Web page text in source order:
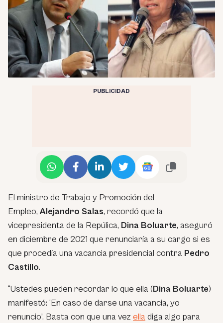
PUBLICIDAD
El ministro de Trabajo y Promoción del
Empleo,Alejandro Salas, recordó que la
vicepresidenta de la Repúlica, Dina Boluarte, aseguró
en diciembre de 2021 que renunciaría a su cargo si es
que procedía una vacancia presidencial contra Pedro
Castillo.
“Ustedes pueden recordar lo que ella (Dina Boluarte)
manifestó: ‘En caso de darse una vacancia, yo
renuncio’. Basta con que una vez ella diga algo para